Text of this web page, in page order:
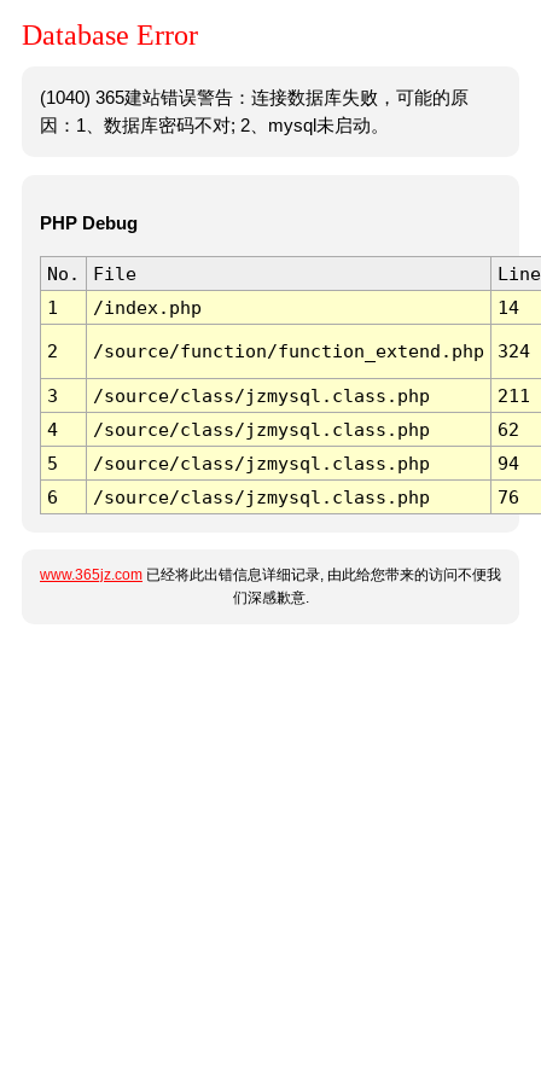
Database Error
(1040) 365建站错误警告：连接数据库失败，可能的原
因：1、数据库密码不对; 2、mysql未启动。
PHP Debug
No. File
Line
1
/index.php 14
2 /source/function/function_extend.php 324
3 /source/class/jzmysql.class.php
211
4
/source/class/jzmysql.class.php
62
5
/source/class/jzmysql.class.php
94
6
/source/class/jzmysql.class.php 76
www.365jz.com 已经将此出错信息详细记录, 由此给您带来的访问不便我
们深感歉意.